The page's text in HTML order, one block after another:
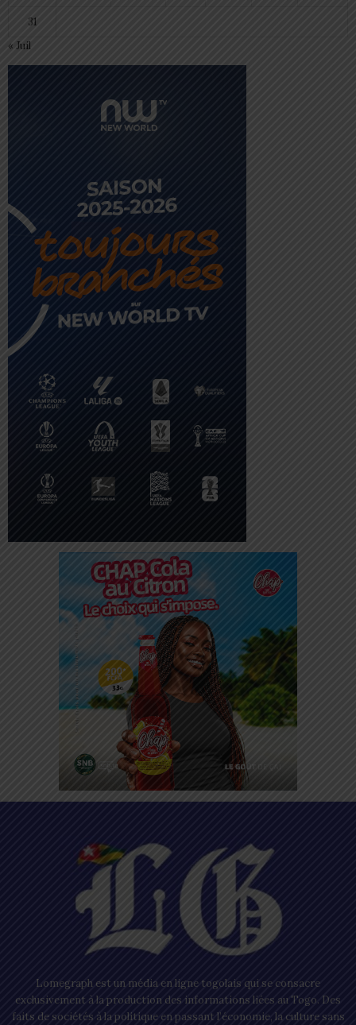
31
« Juil
Lomegraph est un média en ligne togolais qui se consacre
exclusivement à la production des informations liées au Togo. Des
faits de sociétés à la politique en passant l’économie, la culture sans